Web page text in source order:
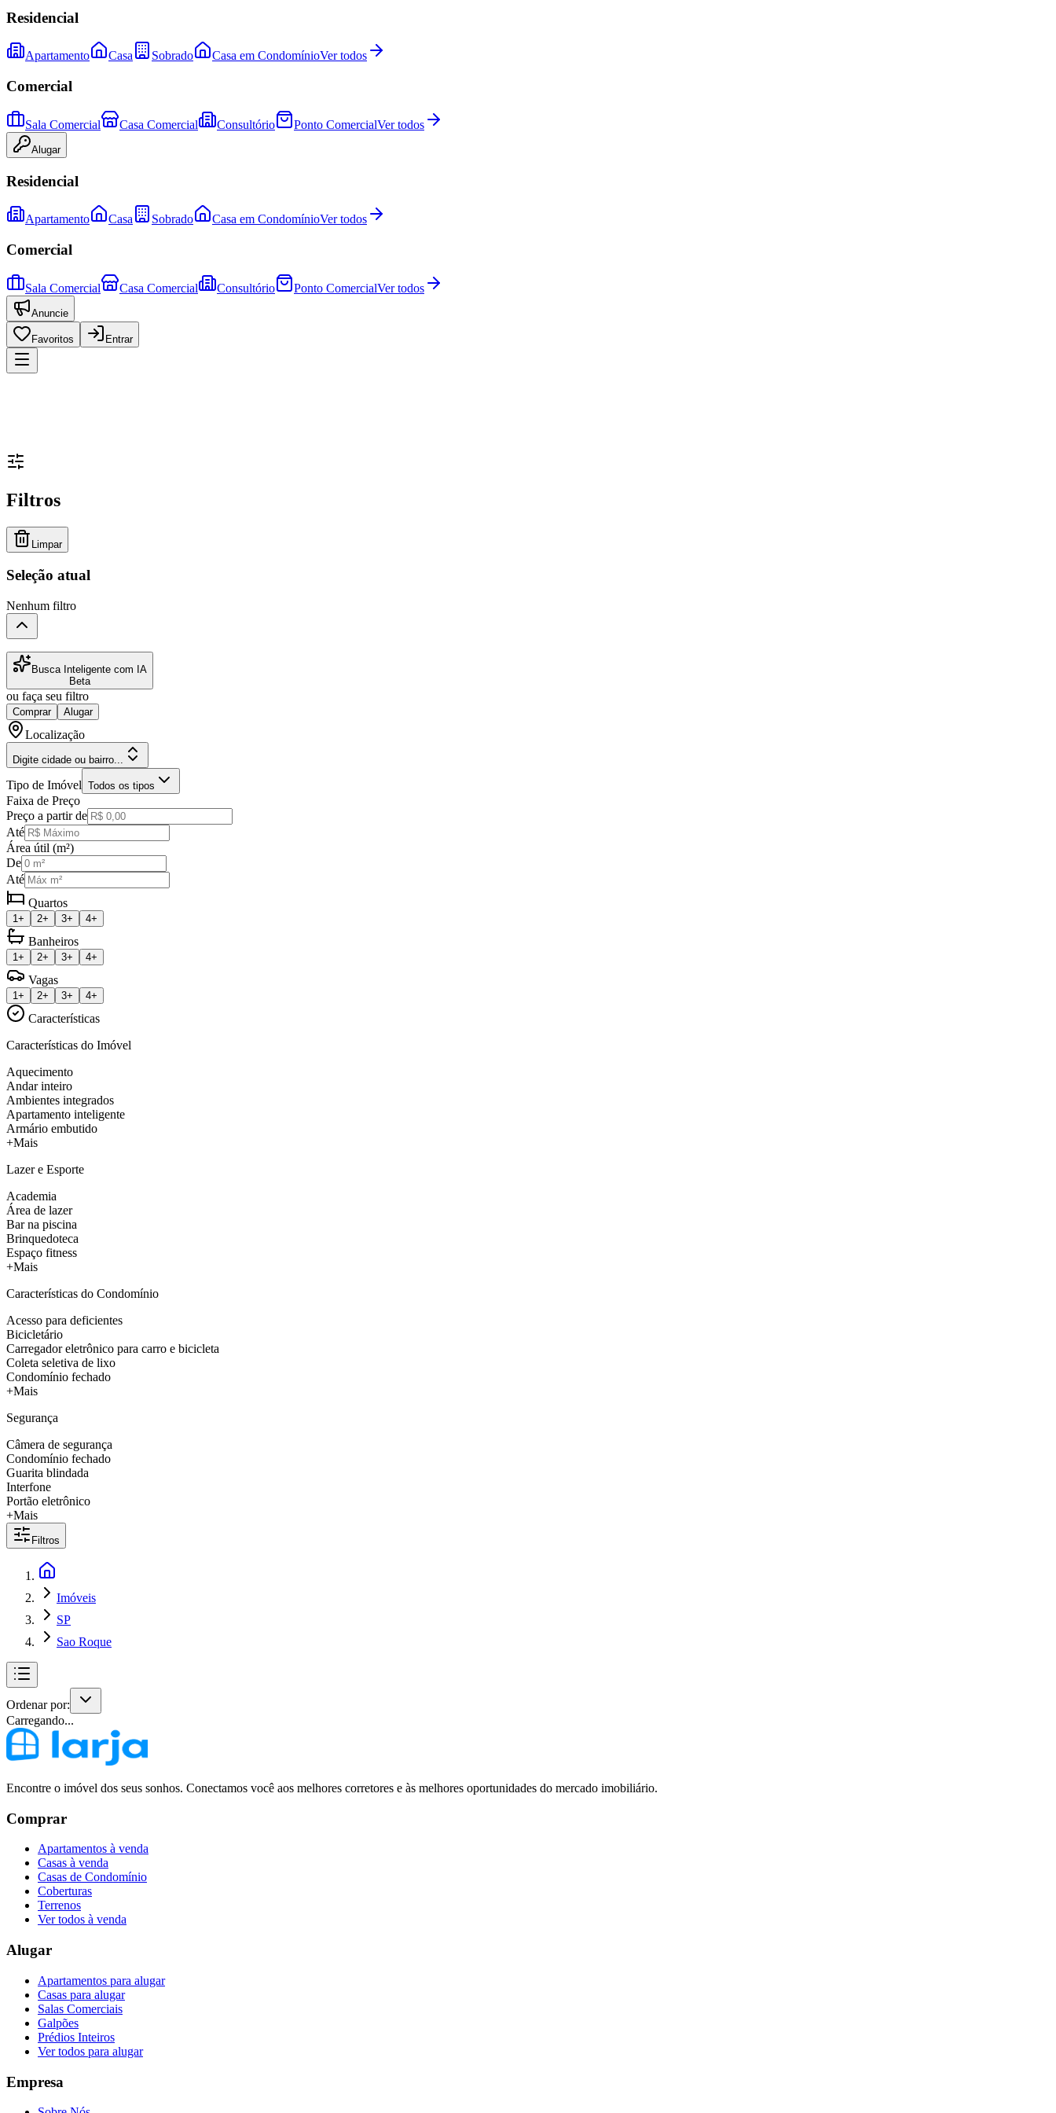
Residencial
Apartamento Casa Sobrado Casa em CondomínioVer todos
Comercial
Sala Comercial Casa Comercial Consultório Ponto ComercialVer todos
Alugar
Residencial
Apartamento Casa Sobrado Casa em CondomínioVer todos
Comercial
Sala Comercial Casa Comercial Consultório Ponto ComercialVer todos
Anuncie
Favoritos Entrar
Filtros
Limpar
Seleção atual
Nenhum filtro
Busca Inteligente com IA
Beta
ou faça seu filtro
Comprar Alugar
Localização
Digite cidade ou bairro...
Tipo de Imóvel Todos os tipos
Faixa de Preço
Preço a partir de
Até
Área útil (m²)
De
Até
Quartos
1+ 2+ 3+ 4+
Banheiros
1+ 2+ 3+ 4+
Vagas
1+ 2+ 3+ 4+
Características
Características do Imóvel
Aquecimento
Andar inteiro
Ambientes integrados
Apartamento inteligente
Armário embutido
+Mais
Lazer e Esporte
Academia
Área de lazer
Bar na piscina
Brinquedoteca
Espaço fitness
+Mais
Características do Condomínio
Acesso para deficientes
Bicicletário
Carregador eletrônico para carro e bicicleta
Coleta seletiva de lixo
Condomínio fechado
+Mais
Segurança
Câmera de segurança
Condomínio fechado
Guarita blindada
Interfone
Portão eletrônico
+Mais
Filtros
Imóveis
SP
Sao Roque
Ordenar por:
Carregando...
Encontre o imóvel dos seus sonhos. Conectamos você aos melhores corretores e às melhores oportunidades do mercado imobiliário.
Comprar
Apartamentos à venda
Casas à venda
Casas de Condomínio
Coberturas
Terrenos
Ver todos à venda
Alugar
Apartamentos para alugar
Casas para alugar
Salas Comerciais
Galpões
Prédios Inteiros
Ver todos para alugar
Empresa